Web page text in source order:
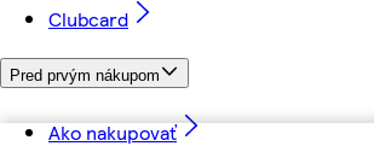
Clubcard
Pred prvým nákupom
Ako nakupovať